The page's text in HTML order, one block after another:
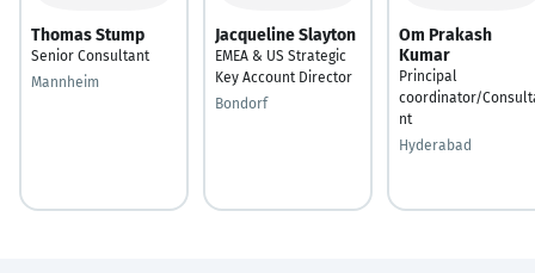
Thomas Stump
Senior Consultant
Mannheim
Jacqueline Slayton
EMEA & US Strategic
Key Account Director
Bondorf
Om Prakash
Kumar
Principal
coordinator/
nt
Hyderabad